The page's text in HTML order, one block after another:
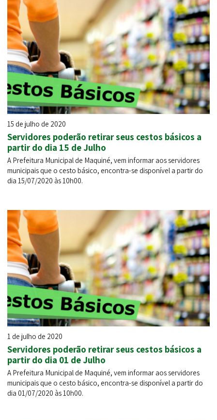
15 de julho de 2020
Servidores poderão retirar seus cestos básicos a
partir do dia 15 de Julho
A Prefeitura Municipal de Maquiné, vem informar aos servidores
municipais que o cesto básico, encontra-se disponível a partir do
dia 15/07/2020 às 10h00.
1 de julho de 2020
Servidores poderão retirar seus cestos básicos a
partir do dia 01 de Julho
A Prefeitura Municipal de Maquiné, vem informar aos servidores
municipais que o cesto básico, encontra-se disponível a partir do
dia 01/07/2020 às 10h00.